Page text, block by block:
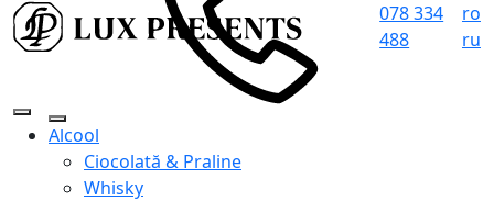
078 334
488
ro
ru
Alcool
Ciocolată & Praline
Whisky